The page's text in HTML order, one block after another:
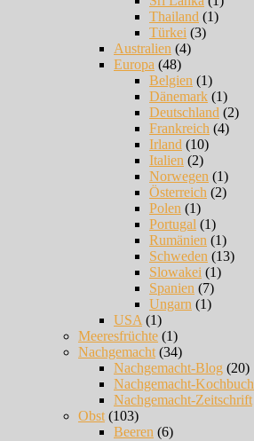
Thailand (1)
Türkei (3)
Australien (4)
Europa (48)
Belgien (1)
Dänemark (1)
Deutschland (2)
Frankreich (4)
Irland (10)
Italien (2)
Norwegen (1)
Österreich (2)
Polen (1)
Portugal (1)
Rumänien (1)
Schweden (13)
Slowakei (1)
Spanien (7)
Ungarn (1)
USA (1)
Meeresfrüchte (1)
Nachgemacht (34)
Nachgemacht-Blog (20)
Nachgemacht-Kochbuch
Nachgemacht-Zeitschrift
Obst (103)
Beeren (6)